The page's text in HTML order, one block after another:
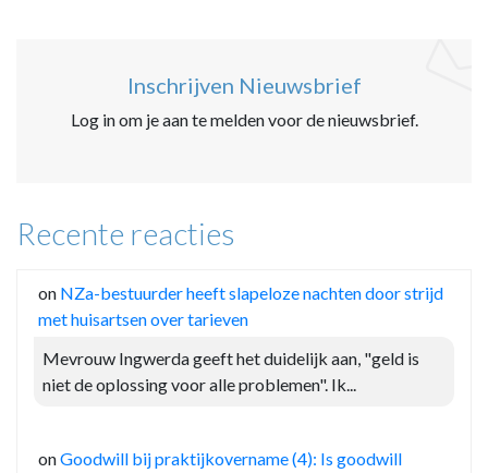
Inschrijven Nieuwsbrief
Log in om je aan te melden voor de nieuwsbrief.
Recente reacties
on NZa-bestuurder heeft slapeloze nachten door strijd
met huisartsen over tarieven
Mevrouw Ingwerda geeft het duidelijk aan, "geld is
niet de oplossing voor alle problemen". Ik...
onGoodwill bij praktijkovername (4): Is goodwill